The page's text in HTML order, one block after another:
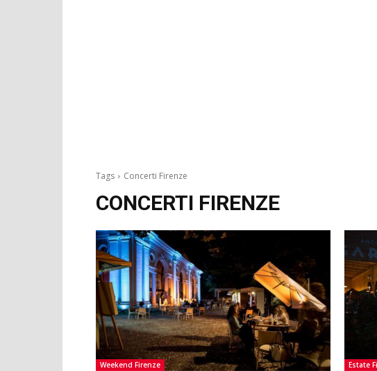
Tags Concerti Firenze
CONCERTI FIRENZE
Weekend Firenze Estate